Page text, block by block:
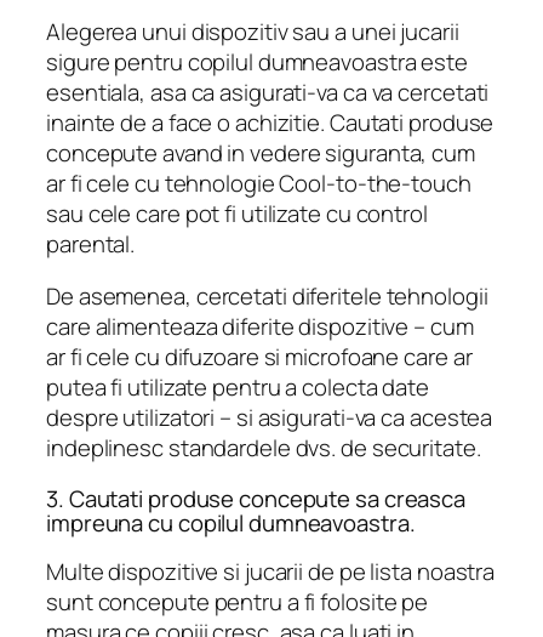
Alegerea unui dispozitiv sau a unei jucarii
sigure pentru copilul dumneavoastra este
esentiala, asa ca asigurati-va ca va cercetati
inainte de a face o achizitie. Cautati produse
concepute avand in vedere siguranta, cum
ar fi cele cu tehnologie Cool-to-the-touch
sau cele care pot fi utilizate cu control
parental.
De asemenea, cercetati diferitele tehnologii
care alimenteaza diferite dispozitive – cum
ar fi cele cu difuzoare si microfoane care ar
putea fi utilizate pentru a colecta date
despre utilizatori – si asigurati-va ca acestea
indeplinesc standardele dvs. de securitate.
3. Cautati produse concepute sa creasca
impreuna cu copilul dumneavoastra.
Multe dispozitive si jucarii de pe lista noastra
sunt concepute pentru a fi folosite pe